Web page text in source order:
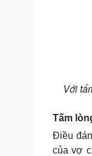
Với
Tấm
Điều
của vợ